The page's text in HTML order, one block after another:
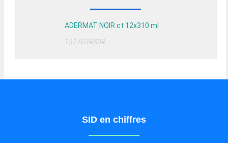
ADERMAT NOIR ct 12x310 ml
1517034S04
SID en chiffres